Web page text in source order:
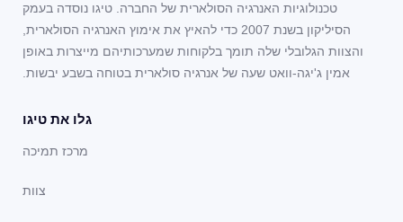
טכנולוגיות האנרגיה הסולארית של החברה. טיגו נוסדה בעמק
הסיליקון בשנת 2007 כדי להאיץ את אימוץ האנרגיה הסולארית,
והצוות הגלובלי שלה תומך בלקוחות שמערכותיהם מייצרות באופן
אמין ג'יגה-וואט שעה של אנרגיה סולארית בטוחה בשבע יבשות.
גלו את טיגו
מרכז תמיכה
צוות